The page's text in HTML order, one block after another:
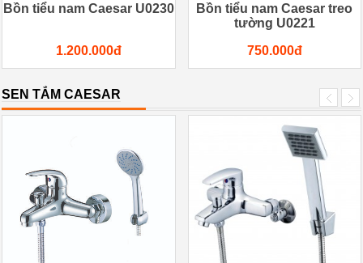
Bồn tiểu nam Caesar U0230
1.200.000đ
Bồn tiểu nam Caesar treo
tường U0221
750.000đ
SEN TẮM CAESAR